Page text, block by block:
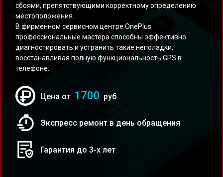
сбоями, препятствующими корректному определению
местоположения.
В фирменном сервисном центре OnePlus
профессиональные мастера способны эффективно
диагностировать и устранить такие неполадки,
восстанавливая полную функциональность GPS в
телефоне.
Цена от 1700 руб
Экспресс ремонт в день обращения
Гарантия до 3-х лет